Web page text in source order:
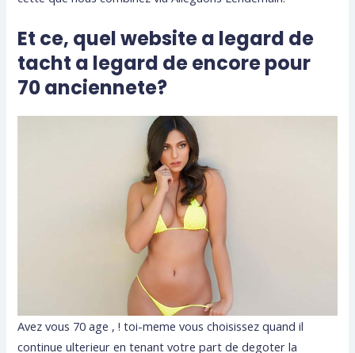
Et ce, quel website a legard de
tacht a legard de encore pour
70 anciennete?
Avez vous 70 age , ! toi-meme vous choisissez quand il
continue ulterieur en tenant votre part de degoter la